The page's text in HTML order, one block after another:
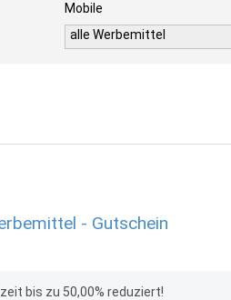
Mobile
alle Werbemittel
- Gutschein
bis zu 50,00% reduziert!